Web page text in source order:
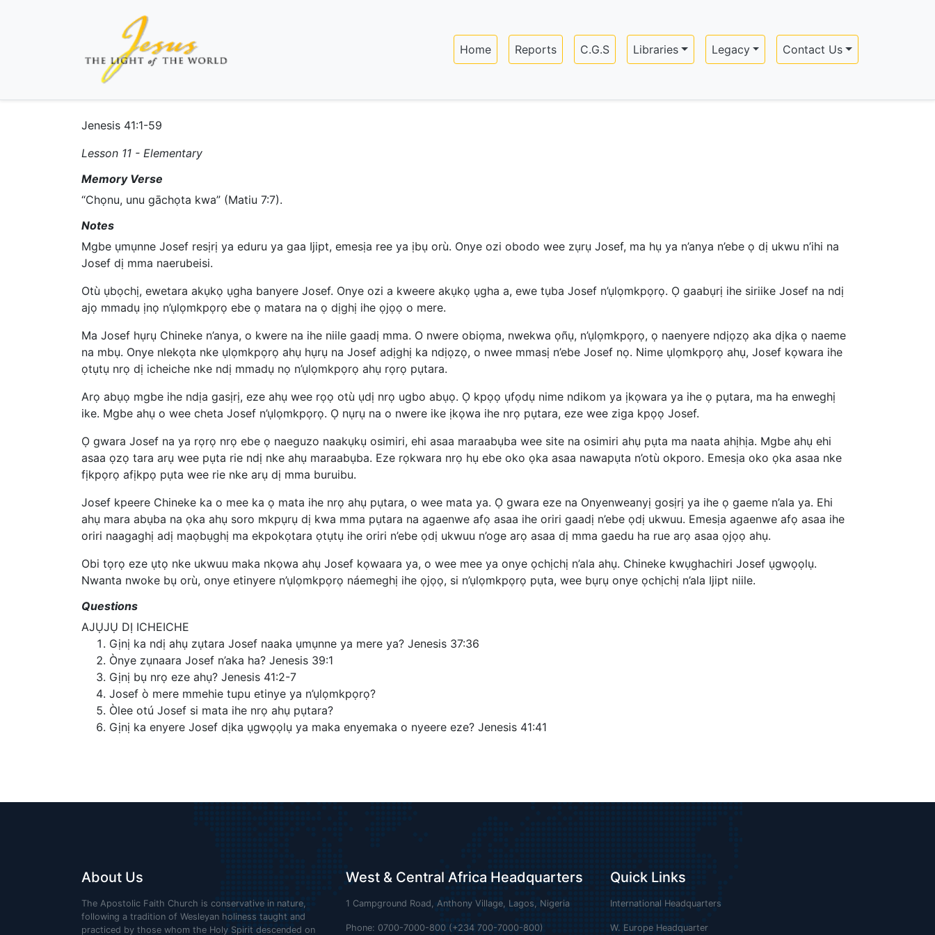
content
Main navigation
Home Reports C.G.S Libraries Legacy Contact Us
Jenesis 41:1-59
Lesson 11 - Elementary
Memory Verse
“Chọnu, unu gāchọta kwa” (Matiu 7:7).
Notes
Mgbe ụmụnne Josef resịrị ya eduru ya gaa Ijipt, emesịa ree ya ịbụ orù. Onye ozi obodo wee zụrụ Josef, ma hụ ya n’anya n’ebe ọ dị ukwu n’ihi na
Josef dị mma naerubeisi.
Otù ụbọchị, ewetara akụkọ ụgha banyere Josef. Onye ozi a kweere akụkọ ụgha a, ewe tụba Josef n’ụlọmkpọrọ. Ọ gaabụrị ihe siriike Josef na ndị
ajọ mmadụ ịnọ n’ụlọmkpọrọ ebe ọ matara na ọ dịghị ihe ọjọọ o mere.
Ma Josef hụrụ Chineke n’anya, o kwere na ihe niile gaadị mma. O nwere obiọma, nwekwa ọñụ, n’ụlọmkpọrọ, ọ naenyere ndịọzọ aka dịka ọ naeme
na mbụ. Onye nlekọta nke ụlọmkpọrọ ahụ hụrụ na Josef adịghị ka ndịọzọ, o nwee mmasị n’ebe Josef nọ. Nime ụlọmkpọrọ ahụ, Josef kọwara ihe
ọtụtụ nrọ dị icheiche nke ndị mmadụ nọ n’ụlọmkpọrọ ahụ rọrọ pụtara.
Arọ abụọ mgbe ihe ndịa gasịrị, eze ahụ wee rọọ otù ụdị nrọ ugbo abụọ. Ọ kpọọ ụfọdụ nime ndikom ya ịkọwara ya ihe ọ pụtara, ma ha enweghị
ike. Mgbe ahụ o wee cheta Josef n’ụlọmkpọrọ. Ọ nụrụ na o nwere ike ịkọwa ihe nrọ pụtara, eze wee ziga kpọọ Josef.
Ọ gwara Josef na ya rọrọ nrọ ebe ọ naeguzo naakụkụ osimiri, ehi asaa maraabụba wee site na osimiri ahụ pụta ma naata ahịhịa. Mgbe ahụ ehi
asaa ọzọ tara arụ wee pụta rie ndị nke ahụ maraabụba. Eze rọkwara nrọ hụ ebe oko ọka asaa nawapụta n’otù okporo. Emesịa oko ọka asaa nke
fịkpọrọ afịkpọ pụta wee rie nke arụ dị mma buruibu.
Josef kpeere Chineke ka o mee ka ọ mata ihe nrọ ahụ pụtara, o wee mata ya. Ọ gwara eze na Onyenweanyị gosịrị ya ihe ọ gaeme n’ala ya. Ehi
ahụ mara abụba na ọka ahụ soro mkpụrụ dị kwa mma pụtara na agaenwe afọ asaa ihe oriri gaadị n’ebe ọdị ukwuu. Emesịa agaenwe afọ asaa ihe
oriri naagaghị adị maọbụghị ma ekpokọtara ọtụtụ ihe oriri n’ebe ọdị ukwuu n’oge arọ asaa dị mma gaedu ha rue arọ asaa ọjọọ ahụ.
Obi tọrọ eze ụtọ nke ukwuu maka nkọwa ahụ Josef kọwaara ya, o wee mee ya onye ọchịchị n’ala ahụ. Chineke kwụghachiri Josef ụgwọọlụ.
Nwanta nwoke bụ orù, onye etinyere n’ụlọmkpọrọ náemeghị ihe ọjọọ, si n’ụlọmkpọrọ pụta, wee bụrụ onye ọchịchị n’ala Ijipt niile.
Questions
AJỤJỤ DỊ ICHEICHE
Gịnị ka ndị ahụ zụtara Josef naaka ụmụnne ya mere ya? Jenesis 37:36
Ònye zụnaara Josef n’aka ha? Jenesis 39:1
Gịnị bụ nrọ eze ahụ? Jenesis 41:2-7
Josef ò mere mmehie tupu etinye ya n’ụlọmkpọrọ?
Òlee otú Josef si mata ihe nrọ ahụ pụtara?
Gịnị ka enyere Josef dịka ụgwọọlụ ya maka enyemaka o nyeere eze? Jenesis 41:41
About Us
The Apostolic Faith Church is conservative in nature,
following a tradition of Wesleyan holiness taught and
practiced by those whom the Holy Spirit descended on
West & Central Africa Headquarters
1 Campground Road, Anthony Village, Lagos, Nigeria
Phone: 0700-7000-800 (+234 700-7000-800)
Quick Links
International Headquarters
W. Europe Headquarter